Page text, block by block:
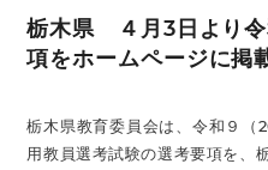
栃木県 ４月3日より令
項をホームページに掲
栃木県教育委員会は、令和９（
用教員選考試験の選考要項を、